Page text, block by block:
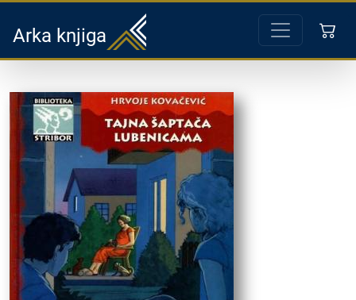
Arka knjiga